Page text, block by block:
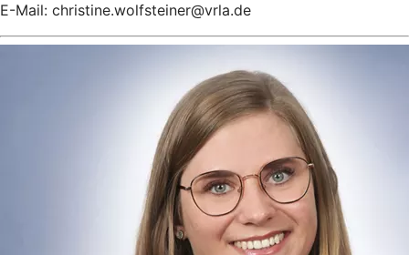
E-Mail: christine.wolfsteiner@vrla.de